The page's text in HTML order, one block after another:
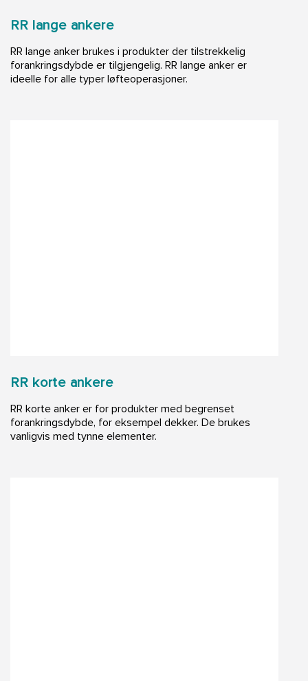
RR lange ankere
RR lange anker brukes i produkter der tilstrekkelig
forankringsdybde er tilgjengelig. RR lange anker er
ideelle for alle typer løfteoperasjoner.
RR korte ankere
RR korte anker er for produkter med begrenset
forankringsdybde, for eksempel dekker. De brukes
vanligvis med tynne elementer.